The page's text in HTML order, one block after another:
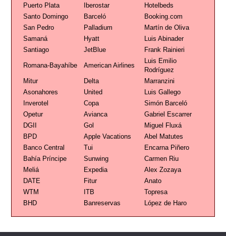
Puerto Plata
Iberostar
Hotelbeds
Santo Domingo
Barceló
Booking.com
San Pedro
Palladium
Martín de Oliva
Samaná
Hyatt
Luis Abinader
Santiago
JetBlue Frank Rainieri
Romana-Bayahíbe American Airlines
Luis Emilio
Rodríguez
Mitur
Delta
Marranzini
Asonahores
United
Luis Gallego
Inverotel
Copa
Simón Barceló
Opetur
Avianca
Gabriel Escarrer
DGII
Gol
Miguel Fluxá
BPD
Apple Vacations
Abel Matutes
Banco Central
Tui
Encarna Piñero
Bahía Príncipe
Sunwing
Carmen Riu
Meliá
Expedia
Alex Zozaya
DATE
Fitur
Anato
WTM
ITB
Topresa
BHD
Banreservas López de Haro